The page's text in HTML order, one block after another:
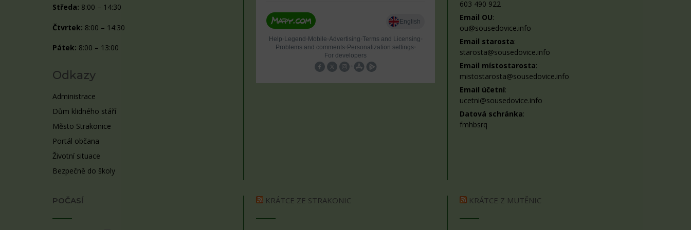
Středa: 8:00 – 14:30
Čtvrtek: 8:00 – 14:30
Pátek: 8:00 – 13:00
Odkazy
Administrace
Dům klidného stáří
Město Strakonice
Portál občana
Životní situace
Bezpečně do školy
603 490 922
Email OU:
ou@sousedovice.info
Email starosta:
starosta@sousedovice.info
Email místostarosta:
mistostarosta@sousedovice.info
Email účetní:
ucetni@sousedovice.info
Datová schránka:
fmhbsrq
POČASÍ KRÁTCE ZE STRAKONIC KRÁTCE Z MUTĚNIC